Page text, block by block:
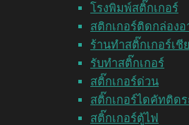
โรงพิมพ์สติ๊กเกอร์
สติกเกอร์ติดกล่องอ
ร้านทำสติ๊กเกอร์เชี
รับทำสติ๊กเกอร์
สติ๊กเกอร์ด่วน
สติ๊กเกอร์ไดคัทติด
สติ๊กเกอร์ตู้ไฟ